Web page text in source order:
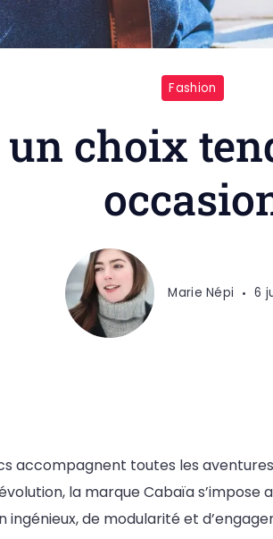
Fashion
un choix
Marie Népi 6
accompagnent toutes les
la marque Cabaïa
de modularité et